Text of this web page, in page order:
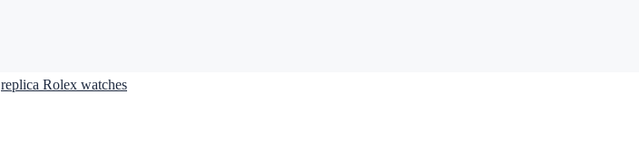
replica Rolex watches